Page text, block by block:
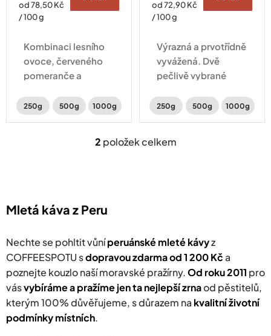
Měrná
cena:
od 78,50 Kč
/ 100 g
Kombinaci lesního
ovoce, červeného
pomeranče a
svědomí Alfonso
250g 500g 1000g
Měrná
cena:
od 72,90 Kč
/ 100 g
Výrazná a prvotřídně
vyvážená. Dvě
pečlivě vybrané
ukrývají čokoládové
kandované ovoce.
250g 500g 1000g
O
p
r
v
k
y
v
ý
2 položek celkem
Mletá káva z Peru
Nechte se pohltit vůníperuánské mletékávyz
COFFEESPOTU sdopravou zdarma od 1 200 Kča
poznejte kouzlo naší moravské pražírny.Od roku 2011 pro
vásvybíráme a pražíme jen ta nejlepší zrnaod pěstitelů,
kterým 100% důvěřujeme, s důrazem na kvalitní životní
podmínky místních.